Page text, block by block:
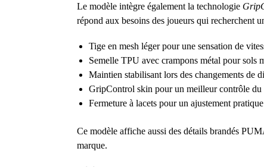
Le modèle intègre également la technologie
répond aux besoins des joueurs qui recherchent
Tige en mesh léger pour une sensation de
Semelle TPU avec crampons métal pour sols
Maintien stabilisant lors des changements de
GripControl skin pour un meilleur contrôle du
Fermeture à lacets pour un ajustement pratique
Ce modèle affiche aussi des détails brandés
marque.